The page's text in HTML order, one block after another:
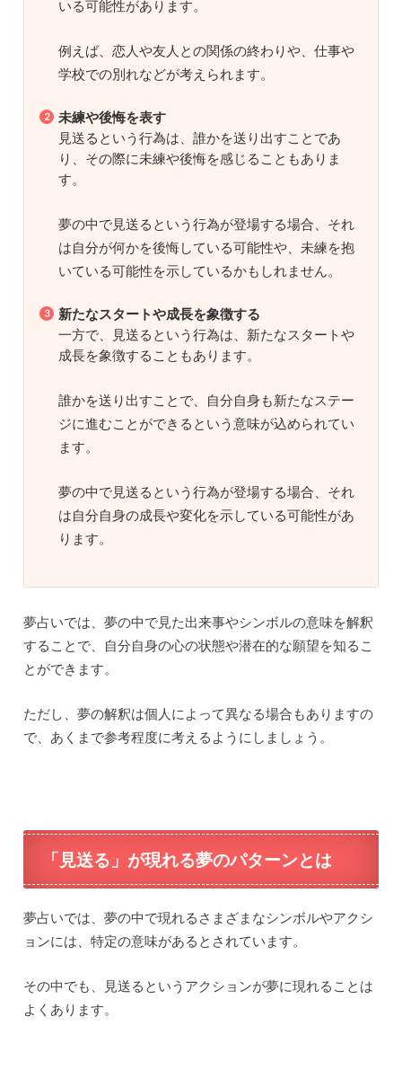
いる可能性があります。
例えば、恋人や友人との関係の終わりや、仕事や
学校での別れなどが考えられます。
未練や後悔を表す
見送るという行為は、誰かを送り出すことであ
り、その際に未練や後悔を感じることもありま
す。
夢の中で見送るという行為が登場する場合、それ
は自分が何かを後悔している可能性や、未練を抱
いている可能性を示しているかもしれません。
新たなスタートや成長を象徴する
一方で、見送るという行為は、新たなスタートや
成長を象徴することもあります。
誰かを送り出すことで、自分自身も新たなステー
ジに進むことができるという意味が込められてい
ます。
夢の中で見送るという行為が登場する場合、それ
は自分自身の成長や変化を示している可能性があ
ります。
夢占いでは、夢の中で見た出来事やシンボルの意味を解釈
することで、自分自身の心の状態や潜在的な願望を知るこ
とができます。
ただし、夢の解釈は個人によって異なる場合もありますの
で、あくまで参考程度に考えるようにしましょう。
「見送る」が現れる夢のパターンとは
夢占いでは、夢の中で現れるさまざまなシンボルやアクシ
ョンには、特定の意味があるとされています。
その中でも、見送るというアクションが夢に現れることは
よくあります。